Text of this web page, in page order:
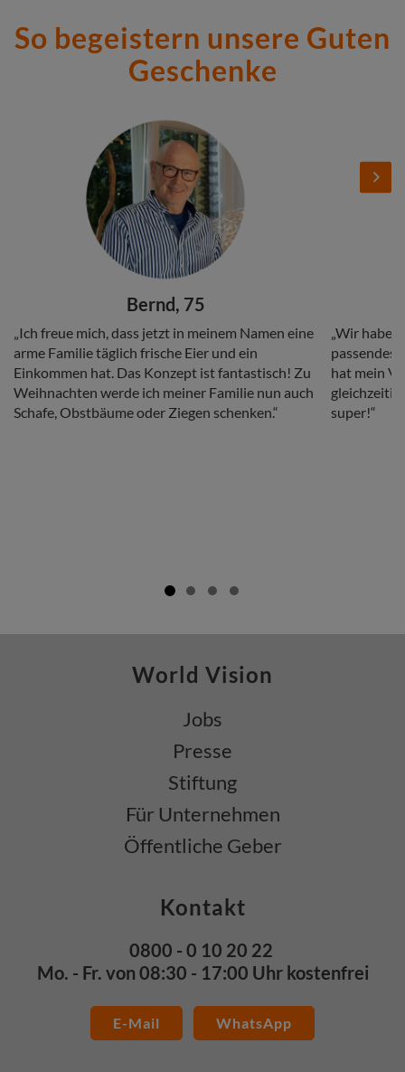
So begeistern unsere Guten
Geschenke
Bernd, 75
Copy
„Ich freue mich, dass jetzt in meinem Namen eine
arme Familie täglich frische Eier und ein
Einkommen hat. Das Konzept ist fantastisch! Zu
Weihnachten werde ich meiner Familie nun auch
Schafe, Obstbäume oder Ziegen schenken.“
Copy
„Wir
passendes
hat mein
gleichzeitig
super!“
Next
World Vision
Jobs
Presse
Stiftung
Für Unternehmen
Öffentliche Geber
Kontakt
0800 - 0 10 20 22
Mo. - Fr. von 08:30 - 17:00 Uhr kostenfrei
E-Mail WhatsApp